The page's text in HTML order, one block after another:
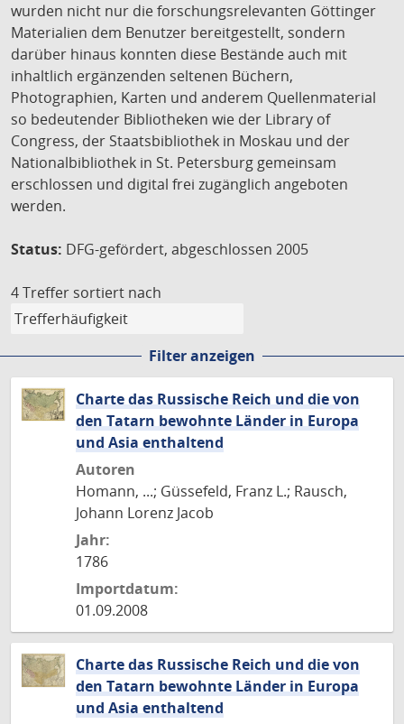
wurden nicht nur die forschungsrelevanten Göttinger
Materialien dem Benutzer bereitgestellt, sondern
darüber hinaus konnten diese Bestände auch mit
inhaltlich ergänzenden seltenen Büchern,
Photographien, Karten und anderem Quellenmaterial
so bedeutender Bibliotheken wie der Library of
Congress, der Staatsbibliothek in Moskau und der
Nationalbibliothek in St. Petersburg gemeinsam
erschlossen und digital frei zugänglich angeboten
werden.
Status: DFG-gefördert, abgeschlossen 2005
4 Treffer sortiert nach
Filter anzeigen
Charte das Russische Reich und die von
den Tatarn bewohnte Länder in Europa
und Asia enthaltend
Autoren
Homann, ...; Güssefeld, Franz L.; Rausch,
Johann Lorenz Jacob
Jahr:
1786
Importdatum:
01.09.2008
Charte das Russische Reich und die von
den Tatarn bewohnte Länder in Europa
und Asia enthaltend